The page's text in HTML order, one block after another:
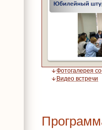
Фотогалерея
Видео встречи